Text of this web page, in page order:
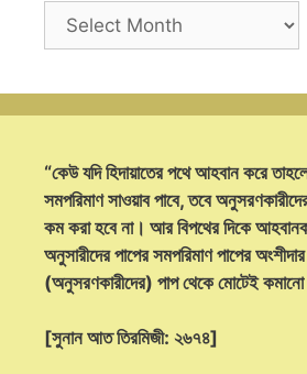
Archives
“কেউ যদি হিদায়াতের পথে আহবান করে
সমপরিমাণ সাওয়াব পাবে, তবে
কম করা হবে না। আর বিপথের দিকে
অনুসারীদের পাপের সমপরিমাণ পাপের
(অনুসরণকারীদের) পাপ থেকে মোটেই
[সুনান আত তিরমিজী: ২৬৭৪]